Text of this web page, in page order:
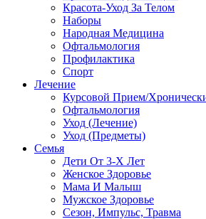
Красота-Уход За Телом
Наборы
Народная Медицина
Офтальмология
Профилактика
Спорт
Лечение
Курсовой Прием/
Офтальмология
Уход (Лечение)
Уход (Предметы)
Семья
Дети От 3-Х Лет
Женское Здоровье
Мама И Малыш
Мужское Здоровье
Сезон, Импульс, Травма